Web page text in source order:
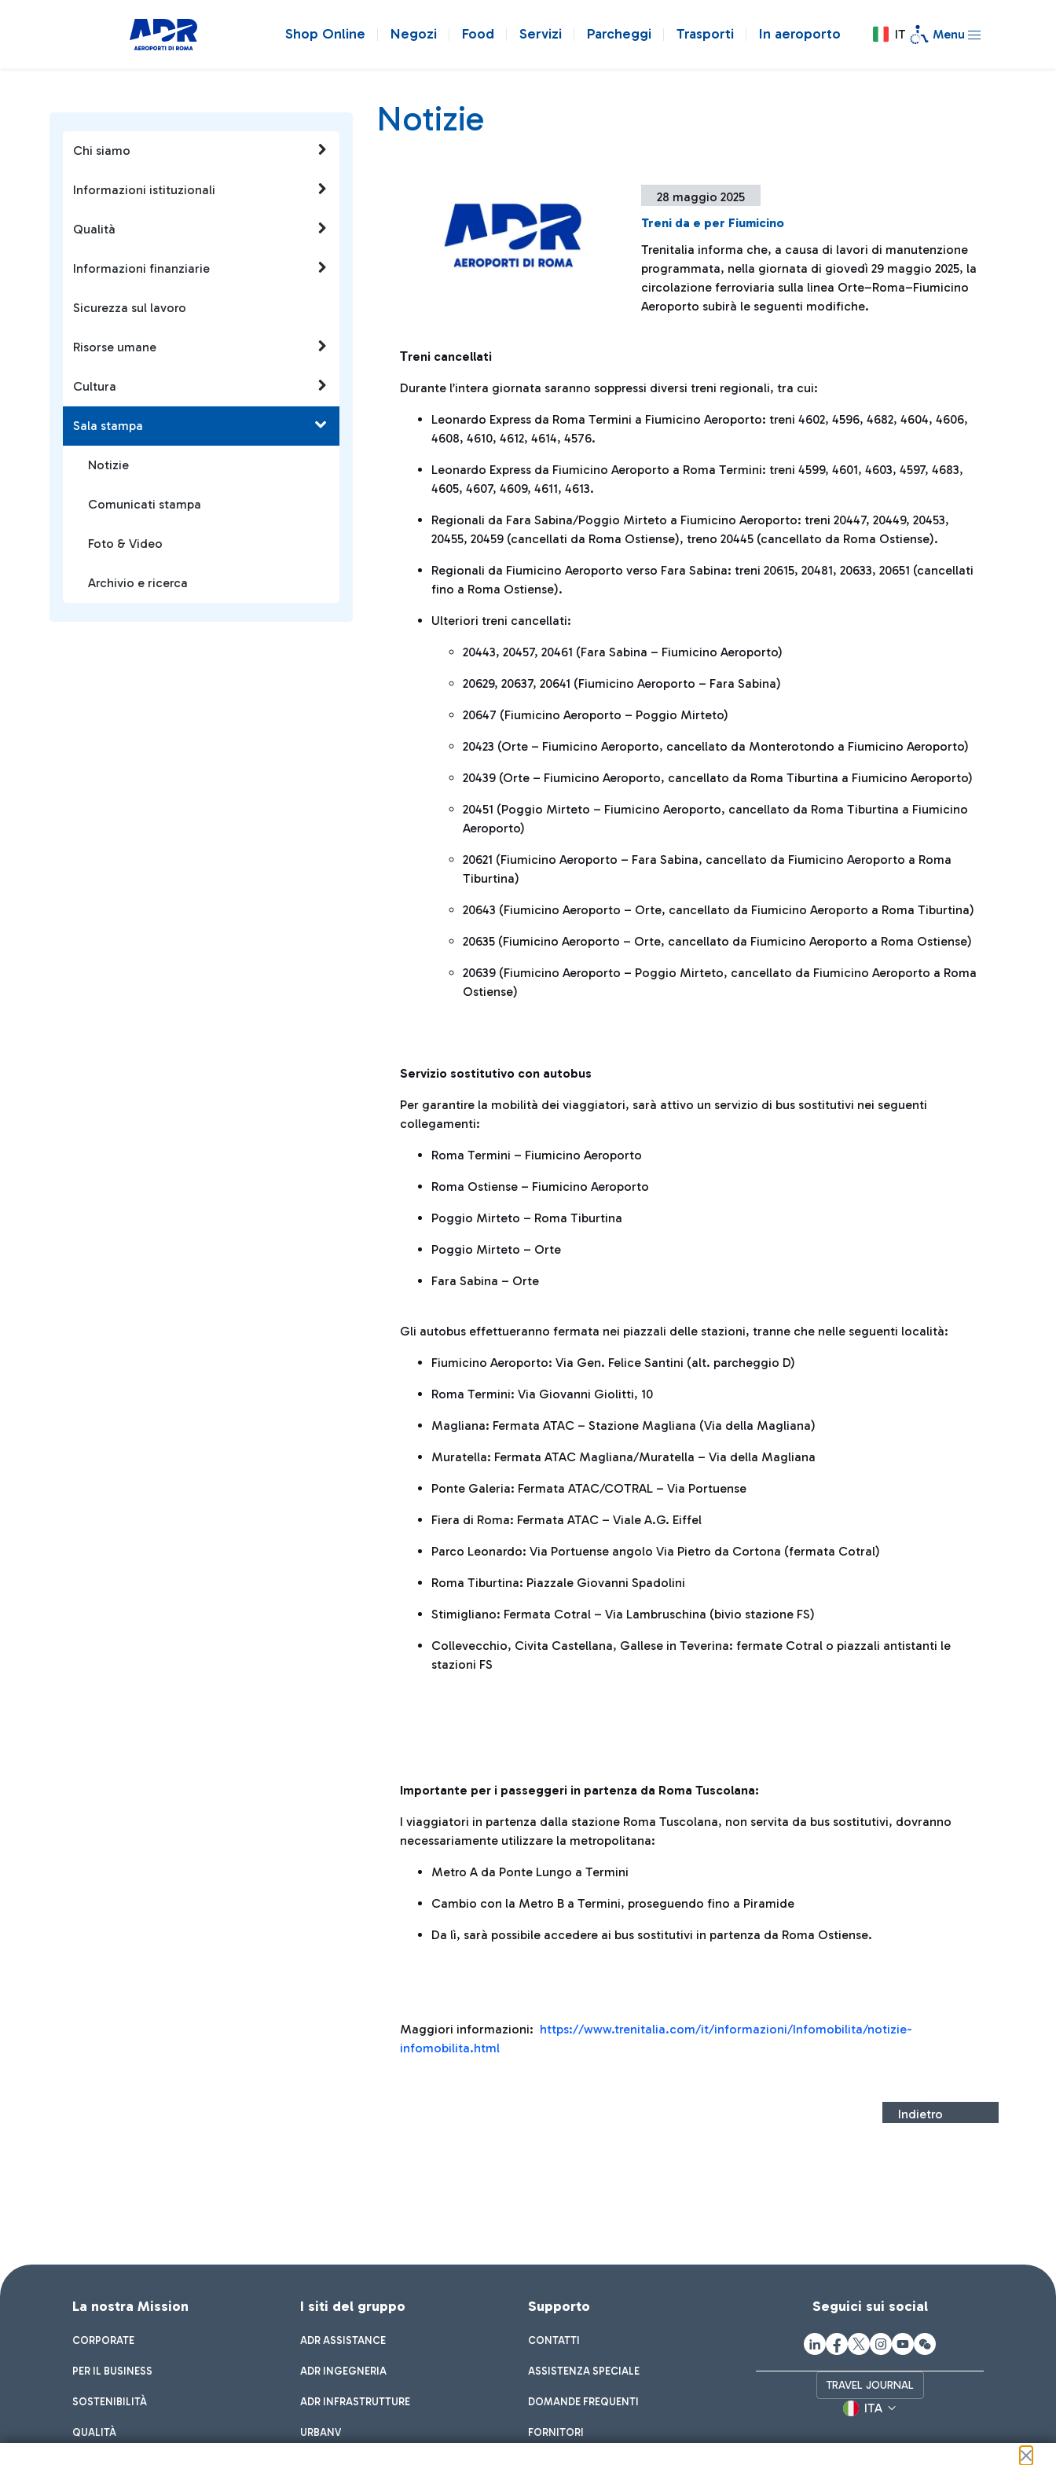
Shop Online Negozi Food Servizi Parcheggi Trasporti In aeroporto IT Menu
Chi siamo
Informazioni istituzionali
Qualità
Informazioni finanziarie
Sicurezza sul lavoro
Risorse umane
Cultura
Sala stampa
Notizie
Comunicati stampa
Foto & Video
Archivio e ricerca
Notizie
28 maggio 2025
Treni da e per Fiumicino
Trenitalia informa che, a causa di lavori di manutenzione
programmata, nella giornata di giovedì 29 maggio 2025, la
circolazione ferroviaria sulla linea Orte–Roma–Fiumicino
Aeroporto subirà le seguenti modifiche.
Treni cancellati
Durante l’intera giornata saranno soppressi diversi treni regionali, tra cui:
Leonardo Express da Roma Termini a Fiumicino Aeroporto: treni 4602, 4596, 4682, 4604, 4606,
4608, 4610, 4612, 4614, 4576.
Leonardo Express da Fiumicino Aeroporto a Roma Termini: treni 4599, 4601, 4603, 4597, 4683,
4605, 4607, 4609, 4611, 4613.
Regionali da Fara Sabina/Poggio Mirteto a Fiumicino Aeroporto: treni 20447, 20449, 20453,
20455, 20459 (cancellati da Roma Ostiense), treno 20445 (cancellato da Roma Ostiense).
Regionali da Fiumicino Aeroporto verso Fara Sabina: treni 20615, 20481, 20633, 20651 (cancellati
fino a Roma Ostiense).
Ulteriori treni cancellati:
20443, 20457, 20461 (Fara Sabina – Fiumicino Aeroporto)
20629, 20637, 20641 (Fiumicino Aeroporto – Fara Sabina)
20647 (Fiumicino Aeroporto – Poggio Mirteto)
20423 (Orte – Fiumicino Aeroporto, cancellato da Monterotondo a Fiumicino Aeroporto)
20439 (Orte – Fiumicino Aeroporto, cancellato da Roma Tiburtina a Fiumicino Aeroporto)
20451 (Poggio Mirteto – Fiumicino Aeroporto, cancellato da Roma Tiburtina a Fiumicino
Aeroporto)
20621 (Fiumicino Aeroporto – Fara Sabina, cancellato da Fiumicino Aeroporto a Roma
Tiburtina)
20643 (Fiumicino Aeroporto – Orte, cancellato da Fiumicino Aeroporto a Roma Tiburtina)
20635 (Fiumicino Aeroporto – Orte, cancellato da Fiumicino Aeroporto a Roma Ostiense)
20639 (Fiumicino Aeroporto – Poggio Mirteto, cancellato da Fiumicino Aeroporto a Roma
Ostiense)
Servizio sostitutivo con autobus
Per garantire la mobilità dei viaggiatori, sarà attivo un servizio di bus sostitutivi nei seguenti
collegamenti:
Roma Termini – Fiumicino Aeroporto
Roma Ostiense – Fiumicino Aeroporto
Poggio Mirteto – Roma Tiburtina
Poggio Mirteto – Orte
Fara Sabina – Orte
Gli autobus effettueranno fermata nei piazzali delle stazioni, tranne che nelle seguenti località:
Fiumicino Aeroporto: Via Gen. Felice Santini (alt. parcheggio D)
Roma Termini: Via Giovanni Giolitti, 10
Magliana: Fermata ATAC – Stazione Magliana (Via della Magliana)
Muratella: Fermata ATAC Magliana/Muratella – Via della Magliana
Ponte Galeria: Fermata ATAC/COTRAL – Via Portuense
Fiera di Roma: Fermata ATAC – Viale A.G. Eiffel
Parco Leonardo: Via Portuense angolo Via Pietro da Cortona (fermata Cotral)
Roma Tiburtina: Piazzale Giovanni Spadolini
Stimigliano: Fermata Cotral – Via Lambruschina (bivio stazione FS)
Collevecchio, Civita Castellana, Gallese in Teverina: fermate Cotral o piazzali antistanti le
stazioni FS
Importante per i passeggeri in partenza da Roma Tuscolana:
I viaggiatori in partenza dalla stazione Roma Tuscolana, non servita da bus sostitutivi, dovranno
necessariamente utilizzare la metropolitana:
Metro A da Ponte Lungo a Termini
Cambio con la Metro B a Termini, proseguendo fino a Piramide
Da lì, sarà possibile accedere ai bus sostitutivi in partenza da Roma Ostiense.
Maggiori informazioni: https://www.trenitalia.com/it/informazioni/Infomobilita/notizie-
infomobilita.html
Indietro
La nostra Mission
CORPORATE
PER IL BUSINESS
SOSTENIBILITÀ
QUALITÀ
I siti del gruppo
ADR ASSISTANCE
ADR INGEGNERIA
ADR INFRASTRUTTURE
URBANV
Supporto
CONTATTI
ASSISTENZA SPECIALE
DOMANDE FREQUENTI
FORNITORI
Seguici sui social
TRAVEL JOURNAL
ITA